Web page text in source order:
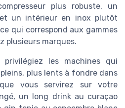
plus robuste, un
un intérieur en inox plutôt
qui correspond aux gammes
plusieurs marques.
les machines qui
plus lents à fondre dans
vous servirez sur votre
un long drink au curaçao